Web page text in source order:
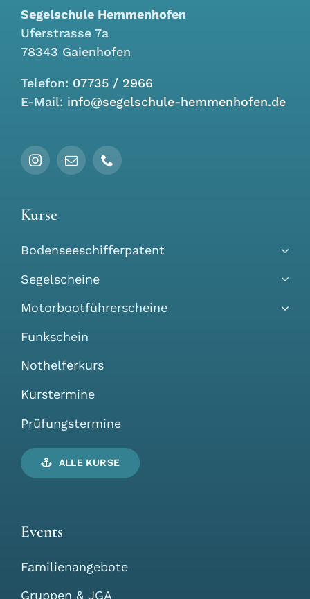
Segelschule Hemmenhofen
Uferstrasse 7a
78343 Gaienhofen
Telefon: 07735 / 2966
E-Mail: info@segelschule-hemmenhofen.de
Kurse
Bodenseeschifferpatent
Segelscheine
Motorbootführerscheine
Funkschein
Nothelferkurs
Kurstermine
Prüfungstermine
ALLE KURSE
Events
Familienangebote
Gruppen & JGA